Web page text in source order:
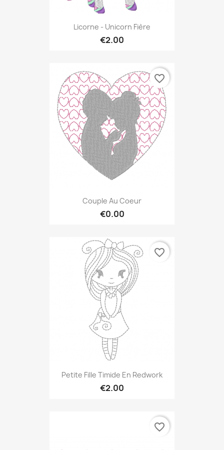
Licorne - Unicorn Fière
€2.00
Couple Au Coeur
€0.00
favorite_border
Petite Fille Timide En Redwork
€2.00
favorite_border
favorite_border